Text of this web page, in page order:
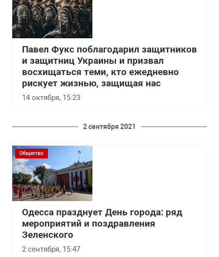
Павел Фукс поблагодарил защитников
и защитниц Украины и призвал
восхищаться теми, кто ежедневно
рискует жизнью, защищая нас
14 октября, 15:23
2 сентября 2021
Общество
Одесса празднует День города: ряд
мероприятий и поздравления
Зеленского
2 сентября, 15:47